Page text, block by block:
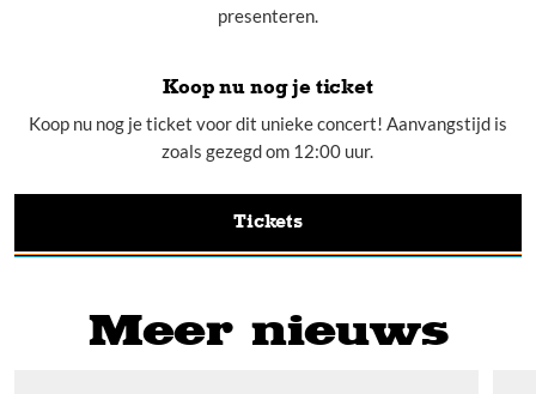
presenteren.
Koop nu nog je ticket
Koop nu nog je ticket voor dit unieke concert! Aanvangstijd is
zoals gezegd om 12:00 uur.
Tickets
Meer nieuws